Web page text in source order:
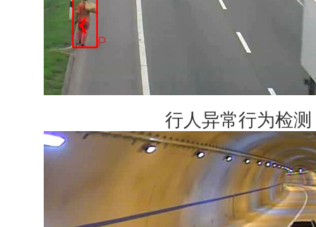
行人异常行为检测